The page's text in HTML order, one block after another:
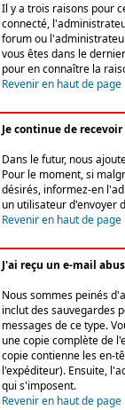
Il y a trois raisons pour
connecté,
forum ou
vous êtes dans le
pour en connaître la
Revenir en haut de page
Je continue de
Dans le futur, nous
Pour le moment, si
désirés, informez-en
un utilisateur d'envoyer
Revenir en haut de page
J'ai reçu un e-mail
Nous sommes peinés
inclut des sauvegardes
messages de ce type.
une copie complète de
copie contienne les en-
l'expéditeur). Ensuite,
qui s'imposent.
Revenir en haut de page